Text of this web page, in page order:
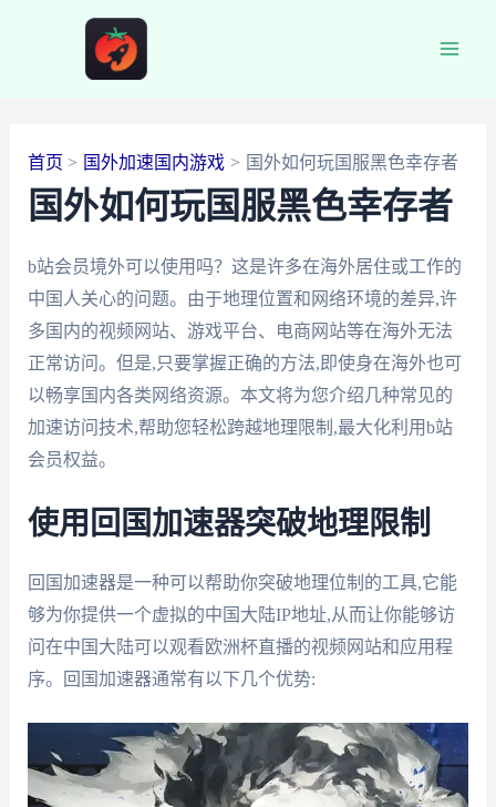
首页 国外加速国内游戏 国外如何玩国服黑色幸存者
国外如何玩国服黑色幸存者
b站会员境外可以使用吗？这是许多在海外居住或工作的
中国人关心的问题。由于地理位置和网络环境的差异,许
多国内的视频网站、游戏平台、电商网站等在海外无法
正常访问。但是,只要掌握正确的方法,即使身在海外也可
以畅享国内各类网络资源。本文将为您介绍几种常见的
加速访问技术,帮助您轻松跨越地理限制,最大化利用b站
会员权益。
使用回国加速器突破地理限制
回国加速器是一种可以帮助你突破地理位制的工具,它能
够为你提供一个虚拟的中国大陆IP地址,从而让你能够访
问在中国大陆可以观看欧洲杯直播的视频网站和应用程
序。回国加速器通常有以下几个优势: